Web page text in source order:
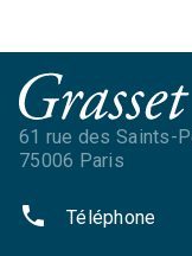
61 rue des Saints-
75006 Paris
phone Téléphone